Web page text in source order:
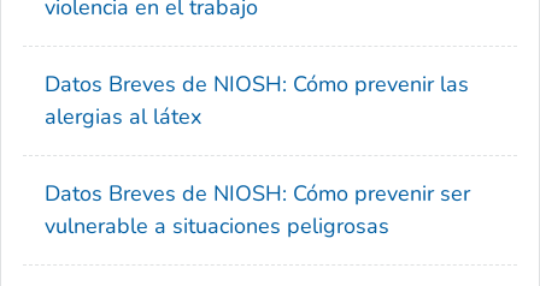
violencia en el trabajo
Datos Breves de NIOSH: Cómo prevenir las
alergias al látex
Datos Breves de NIOSH: Cómo prevenir ser
vulnerable a situaciones peligrosas